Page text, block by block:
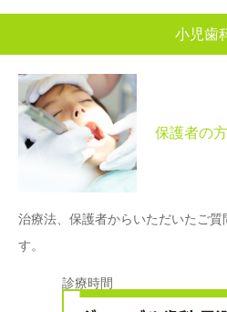
小児歯
保護者の
治療法、保護者からいただいたご
す。
診療時間